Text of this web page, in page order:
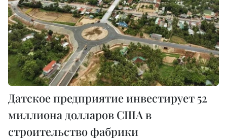
Датское предприятие инвестирует 52
миллиона долларов США в
строительство фабрики